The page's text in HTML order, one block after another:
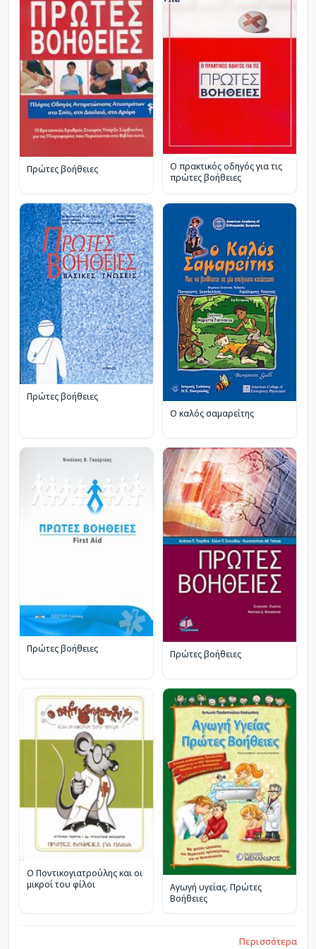
Πρώτες βοήθειες
Ο πρακτικός οδηγός για τις
πρώτες βοήθειες
Πρώτες βοήθειες
Ο καλός σαμαρείτης
Πρώτες βοήθειες Πρώτες βοήθειες
Ο Ποντικογιατρούλης και οι
μικροί του φίλοι
Αγωγή υγείας. Πρώτες
Βοήθειες
Περισσότερα